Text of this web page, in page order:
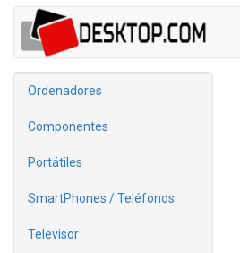
Ordenadores
Componentes
Portátiles
SmartPhones / Teléfonos
Televisor